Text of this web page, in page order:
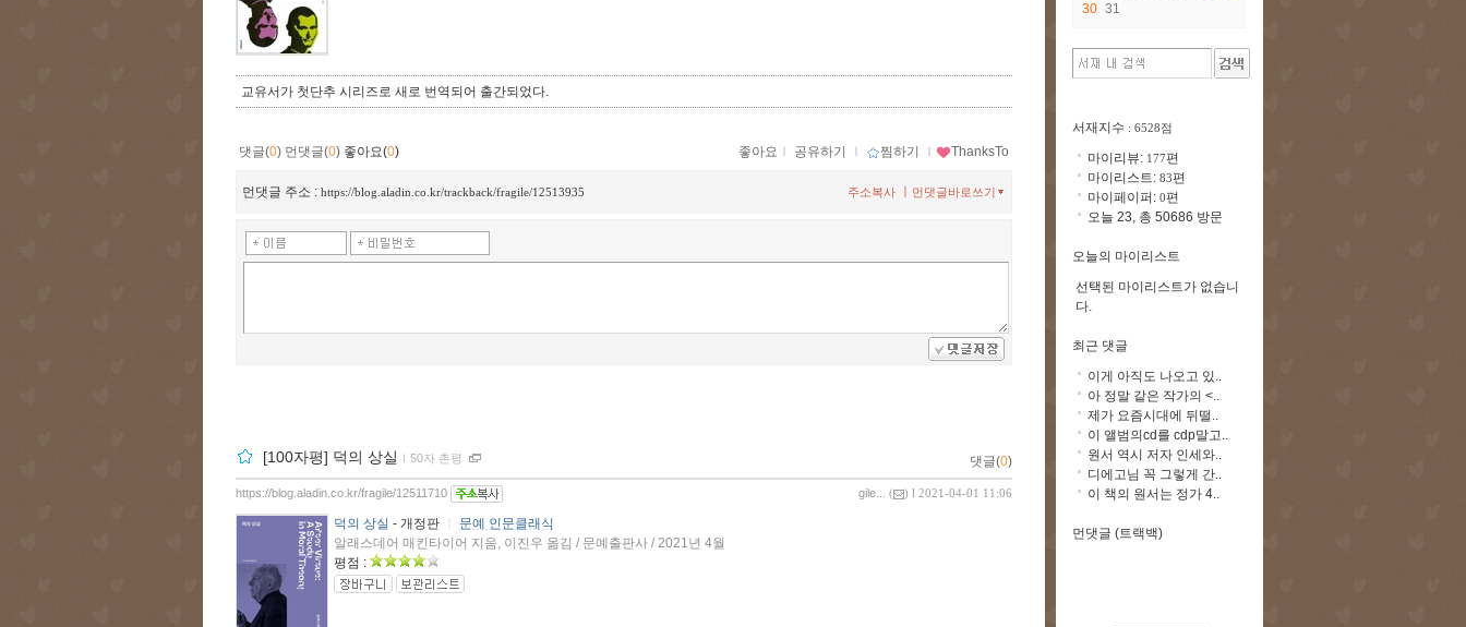
교유서가 첫단추 시리즈로 새로 번역되어 출간되었다.
댓글(0) 먼댓글(0) 좋아요(0) 좋아요 ｌ 공유하기 ｌ 찜하기 ｌ ThanksTo
먼댓글 주소 : https://blog.aladin.co.kr/trackback/fragile/12513935 먼댓글바로쓰기
주소복사
[100자평] 덕의 상실 ｌ 50자 촌평 댓글(0)
gile... ( ) l 2021-04-01 11:06
https://blog.aladin.co.kr/fragile/12511710
덕의 상실 - 개정판
문예 인문클래식
알래스데어 매킨타이어 지음, 이진우 옮김 / 문예출판사 / 2021년 4월
평점 :
30 31
서재지수 : 6528점
마이리뷰: 177편
마이리스트: 83편
마이페이퍼: 0편
오늘 23, 총 50686 방문
오늘의 마이리스트
선택된 마이리스트가 없습니
다.
최근 댓글
이게 아직도 나오고 있..
아 정말 같은 작가의 <..
제가 요즘시대에 뒤떨..
이 앨범의cd를 cdp말고..
원서 역시 저자 인세와..
디에고님 꼭 그렇게 간..
이 책의 원서는 정가 4..
먼댓글 (트랙백)